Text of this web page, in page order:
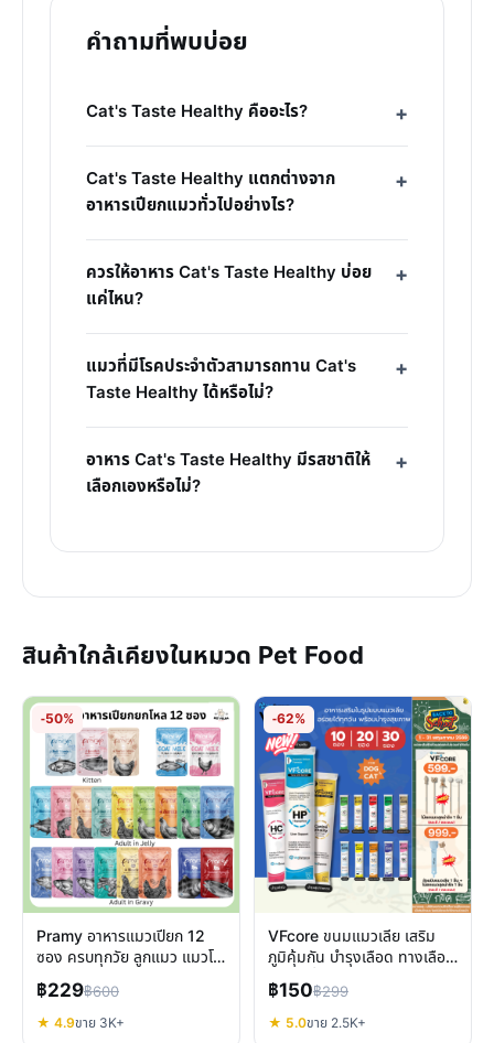
คำถามที่พบบ่อย
Cat's Taste Healthy คืออะไร?
Cat's Taste Healthy แตกต่างจาก
อาหารเปียกแมวทั่วไปอย่างไร?
ควรให้อาหาร Cat's Taste Healthy บ่อย
แค่ไหน?
แมวที่มีโรคประจำตัวสามารถทาน Cat's
Taste Healthy ได้หรือไม่?
อาหาร Cat's Taste Healthy มีรสชาติให้
เลือกเองหรือไม่?
สินค้าใกล้เคียงในหมวด Pet Food
-50%
Pramy อาหารแมวเปียก 12
ซอง ครบทุกวัย ลูกแมว แมวโต
แมวสูงวัย สูตรเฉพาะ
฿229฿600
★ 4.9ขาย 3K+
-62%
VFcore ขนมแมวเลีย เสริม
ภูมิคุ้มกัน บำรุงเลือด ทางเลือก
อร่อยเพื่อสุขภาพแมว
฿150฿299
★ 5.0ขาย 2.5K+